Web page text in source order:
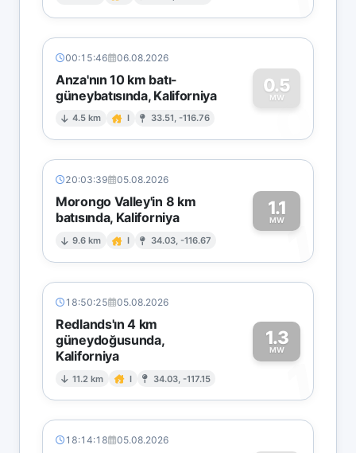
00:15:46 06.08.2026
Anza'nın 10 km batı-
güneybatısında, Kaliforniya
4.5 km I 33.51, -116.76
0.5
MW
0
20:03:39 05.08.2026
Morongo Valley'in 8 km
batısında, Kaliforniya
9.6 km I 34.03, -116.67
1.1
MW1
18:50:25 05.08.2026
Redlands'ın 4 km
güneydoğusunda,
Kaliforniya
11.2 km I 34.03, -117.15
1.3
MW
1
18:14:18 05.08.2026